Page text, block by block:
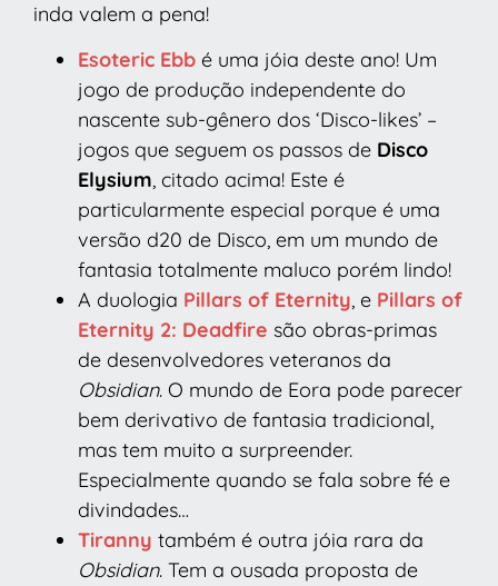
inda valem a pena!
Esoteric Ebb é uma jóia deste ano! Um
jogo de produção independente do
nascente sub-gênero dos ‘Disco-likes’ –
jogos que seguem os passos de Disco
Elysium, citado acima! Este é
particularmente especial porque é uma
versão d20 de Disco, em um mundo de
fantasia totalmente maluco porém lindo!
A duologia Pillars of Eternity, e Pillars of
Eternity 2: Deadfire são obras-primas
de desenvolvedores veteranos da
Obsidian. O mundo de Eora pode parecer
bem derivativo de fantasia tradicional,
mas tem muito a surpreender.
Especialmente quando se fala sobre fé e
divindades…
Tiranny também é outra jóia rara da
Obsidian. Tem a ousada proposta de